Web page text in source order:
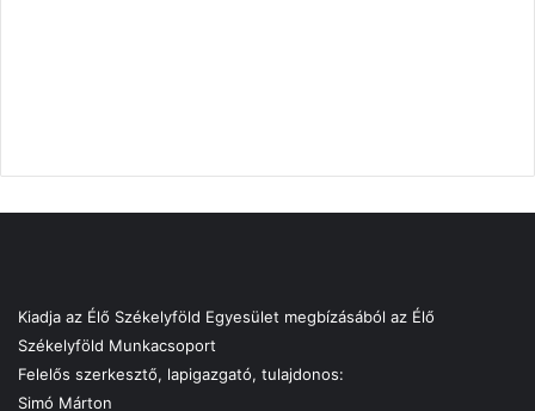
Kiadja az Élő Székelyföld Egyesület megbízásából az Élő
Székelyföld Munkacsoport
Felelős szerkesztő, lapigazgató, tulajdonos:
Simó Márton